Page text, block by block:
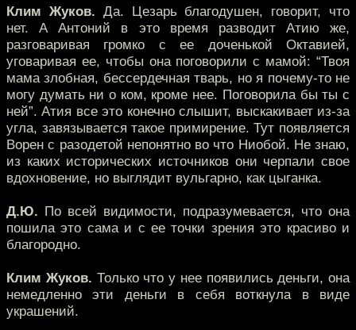
Клим Жуков. Да. Цезарь благодушен, говорит, что
нет. А Антоний в это время разводит Атию же,
разговаривая громко с ее доченькой Октавией,
уговаривая ее, чтобы она поговорили с мамой: “Твоя
мама злобная, бессердечная тварь, но я почему-то не
могу думать ни о ком, кроме нее. Поговорила бы ты с
ней”. Атия все это конечно слышит, выскакивает из-за
угла, завязывается такое примирение. Тут появляется
Ворен с разодетой непонятно во что Ниобой. Не знаю,
из каких исторических источников они черпали свое
вдохновение, но выглядит вульгарно, как цыганка.
Д.Ю. По всей видимости, подразумевается, что она
пошила это сама и с ее точки зрения это красиво и
благородно.
Клим Жуков. Только что у нее появились деньги, она
немедленно эти деньги в себя воткнула в виде
украшений.